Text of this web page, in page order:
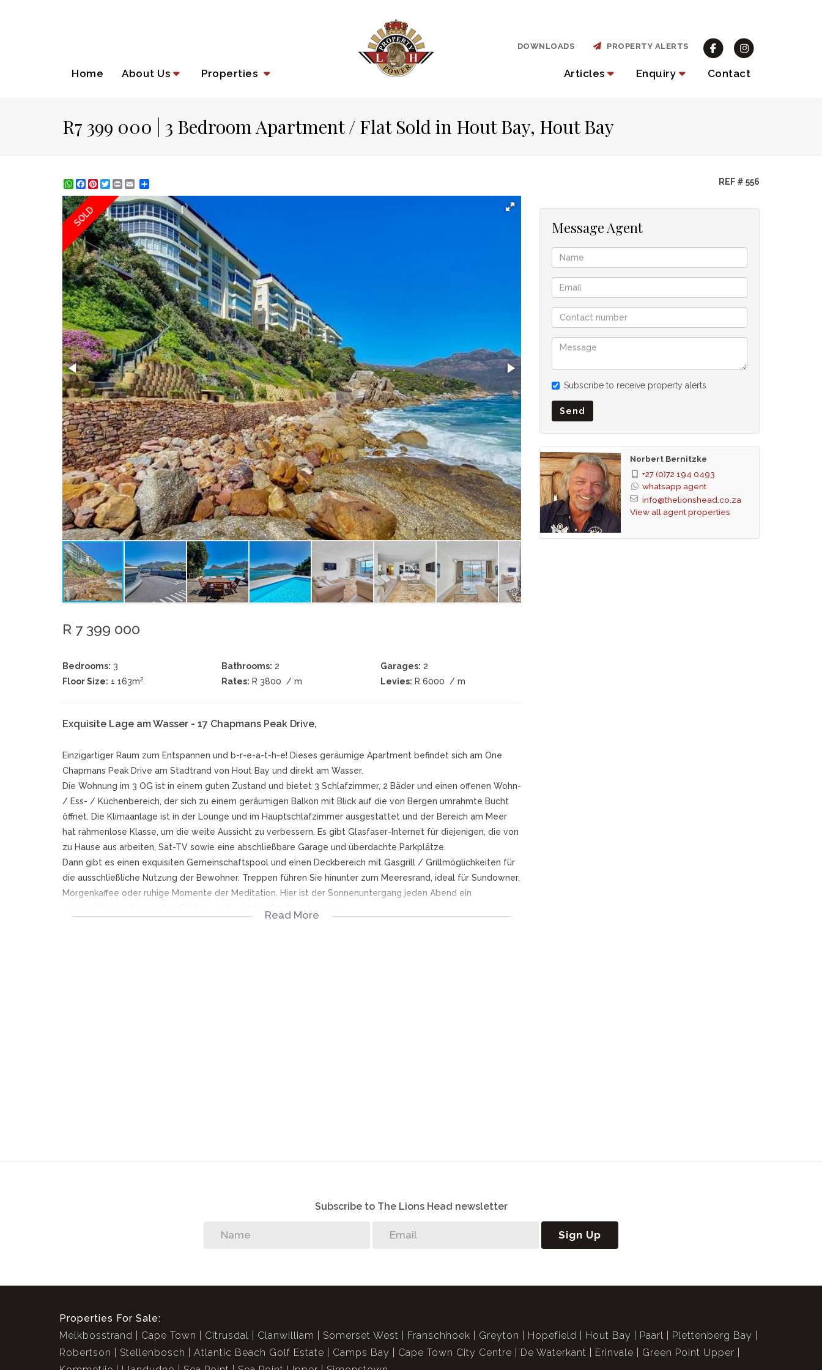
Home About Us Properties Articles Enquiry Contact
DOWNLOADS PROPERTY ALERTS
R7 399 000 | 3 Bedroom Apartment / Flat Sold in Hout Bay, Hout Bay
WhatsApp
Facebook
Pinterest
Twitter
Print REF # 556
SOLD
R 7 399 000
Bedrooms: 3 Bathrooms: 2 Garages: 2
Floor Size: ± 163m2 Rates: R 3800 / m Levies: R 6000 / m
Exquisite Lage am Wasser - 17 Chapmans Peak Drive,
Einzigartiger Raum zum Entspannen und b-r-e-a-t-h-e! Dieses geräumige Apartment befindet sich am One
Chapmans Peak Drive am Stadtrand von Hout Bay und direkt am Wasser.
Die Wohnung im 3 OG ist in einem guten Zustand und bietet 3 Schlafzimmer, 2 Bäder und einen offenen Wohn-
/ Ess- / Küchenbereich, der sich zu einem geräumigen Balkon mit Blick auf die von Bergen umrahmte Bucht
öffnet. Die Klimaanlage ist in der Lounge und im Hauptschlafzimmer ausgestattet und der Bereich am Meer
hat rahmenlose Klasse, um die weite Aussicht zu verbessern. Es gibt Glasfaser-Internet für diejenigen, die von
zu Hause aus arbeiten, Sat-TV sowie eine abschließbare Garage und überdachte Parkplätze.
Dann gibt es einen exquisiten Gemeinschaftspool und einen Deckbereich mit Gasgrill / Grillmöglichkeiten für
die ausschließliche Nutzung der Bewohner. Treppen führen Sie hinunter zum Meeresrand, ideal für Sundowner,
Morgenkaffee oder ruhige Momente der Meditation. Hier ist der Sonnenuntergang jeden Abend ein
Read More
Message Agent
Subscribe to receive property alerts
Send
Norbert Bernitzke
+27 (0)72 194 0493
whatsapp agent
info@thelionshead.co.za
View all agent properties
Subscribe to The Lions Head newsletter
Sign Up
Properties For Sale:
Melkbosstrand
Cape Town Citrusdal Clanwilliam Somerset West Franschhoek Greyton Hopefield Hout Bay Paarl
Plettenberg Bay
Robertson
Stellenbosch Atlantic Beach Golf Estate Camps Bay Cape Town City Centre De Waterkant Erinvale
Green Point Upper